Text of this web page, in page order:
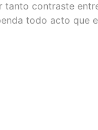
contraste
todo acto que